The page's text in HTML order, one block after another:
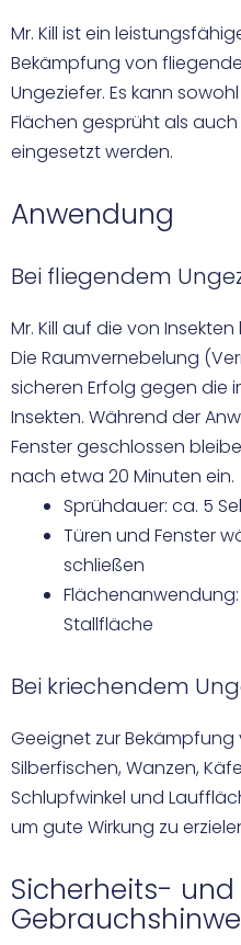
Mr. Kill ist ein
Bekämpfung von
Ungeziefer. Es kann
Flächen gesprüht als
eingesetzt werden.
Anwendung
Bei fliegendem
Mr. Kill auf die von
Die Raumvernebelung
sicheren Erfolg gegen die
Insekten. Während der
Fenster geschlossen
nach etwa 20 Minuten ein.
Sprühdauer: ca. 5
Türen und Fenster
schließen
Flächenanwendung:
Stallfläche
Bei kriechendem
Geeignet zur Bekämpfung
Silberfischen, Wanzen,
Schlupfwinkel und
um gute Wirkung zu
Sicherheits- und